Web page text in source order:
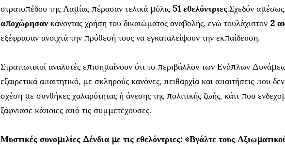
στρατοπέδου της Λαμίας πέρασαν τελικά μόλις 51 εθελόντριες.Σχεδόν αμέσως,
αποχώρησαν κάνοντας χρήση του δικαιώματος αναβολής, ενώ τουλάχιστον 2
εξέφρασαν ανοιχτά την πρόθεσή τους να εγκαταλείψουν την εκπαίδευση.
Στρατιωτικοί αναλυτές επισημαίνουν ότι το περιβάλλον των Ενόπλων
εξαιρετικά απαιτητικό, με σκληρούς κανόνες, πειθαρχία και απαιτήσεις που
σχέση με συνθήκες χαλαρότητας ή άνεσης της πολιτικής ζωής, κάτι που
ξάφνιασε κάποιες από τις συμμετέχουσες.
Μυστικές συνομιλίες Δένδια με τις εθελόντριες: «Βγάλτε τους